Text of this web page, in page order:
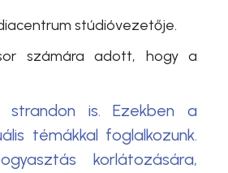
stúdióvezetője.
számára adott, hogy a
is. Ezekben a
témákkal foglalkozunk.
korlátozására,